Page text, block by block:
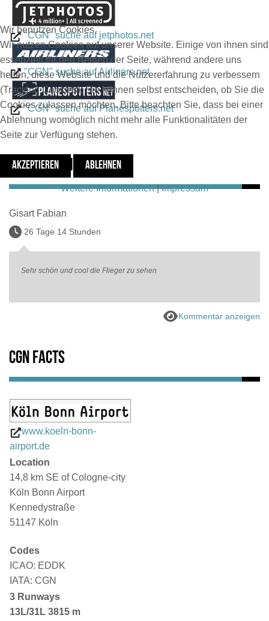
"CGN" suche auf jetphotos.net
"CGN" suche auf Airliners.net
"CGN" suche auf Planespotters.net
Letzte Kommentare
Gisart Fabian
26 Tage 14 Stunden
Sehr schön und cool die Flieger zu sehen
Kommentar anzeigen
CGN Facts
www.koeln-bonn-
airport.de
Location
14,8 km SE of Cologne-city
Köln Bonn Airport
Kennedystraße
51147 Köln
Codes
ICAO: EDDK
IATA: CGN
3 Runways
13L/31L 3815 m
Wir benutzen Cookies
Wir nutzen Cookies auf unserer Website. Einige von ihnen sind
essenziell für den Betrieb der Seite, während andere uns
helfen, diese Website und die Nutzererfahrung zu verbessern
(Tracking Cookies). Sie können selbst entscheiden, ob Sie die
Cookies zulassen möchten. Bitte beachten Sie, dass bei einer
Ablehnung womöglich nicht mehr alle Funktionalitäten der
Seite zur Verfügung stehen.
AKZEPTIEREN ABLEHNEN
Weitere Informationen|Impressum